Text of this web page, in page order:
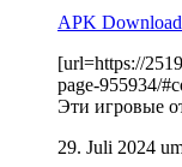
APK
[url=https://
page-955934/
Эти игровые
29. Juli 2024